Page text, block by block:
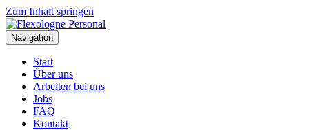
Zum Inhalt springen
Navigation
Start
Über uns
Arbeiten bei uns
Jobs
FAQ
Kontakt